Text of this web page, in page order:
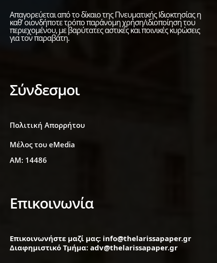
Απαγορεύεται από το δίκαιο της Πνευματικής Ιδιοκτησίας η
καθ' οιονδήποτε τρόπο παράνομη χρήση/ιδιοποίηση του
περιεχομένου, με βαρύτατες αστικές και ποινικές κυρώσεις
για τον παραβάτη.
Σύνδεσμοι
Πολιτική Απορρήτου
Μέλος του eMedia
ΑΜ: 14486
Επικοινωνία
Επικοινωνήστε μαζί μας: info@thelarissapaper.gr
Διαφημιστικό Τμήμα: adv@thelarissapaper.gr